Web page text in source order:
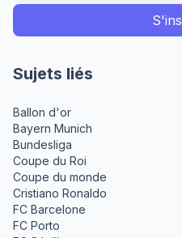
Sujets liés
Ballon d'or
Bayern Munich
Bundesliga
Coupe du Roi
Coupe du monde
Cristiano Ronaldo
FC Barcelone
FC Porto